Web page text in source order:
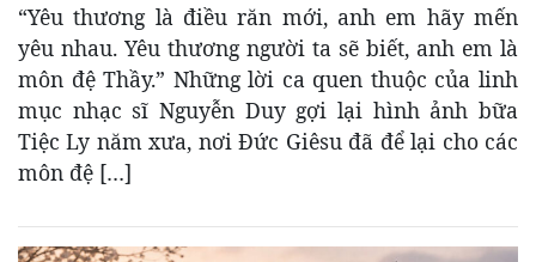
“Yêu thương là điều răn mới, anh em hãy mến
yêu nhau. Yêu thương người ta sẽ biết, anh em là
môn đệ Thầy.” Những lời ca quen thuộc của linh
mục nhạc sĩ Nguyễn Duy gợi lại hình ảnh bữa
Tiệc Ly năm xưa, nơi Đức Giêsu đã để lại cho các
môn đệ […]